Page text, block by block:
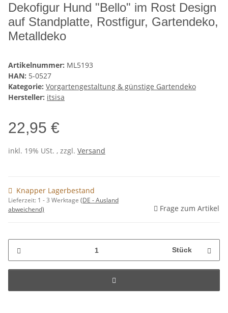
Dekofigur Hund "Bello" im Rost Design
auf Standplatte, Rostfigur, Gartendeko,
Metalldeko
Artikelnummer: ML5193
HAN: 5-0527
Kategorie: Vorgartengestaltung & günstige Gartendeko
Hersteller: itsisa
22,95 €
inkl. 19% USt. , zzgl. Versand
Knapper Lagerbestand
Lieferzeit: 1 - 3 Werktage (DE - Ausland
abweichend)
Frage zum Artikel
Stück